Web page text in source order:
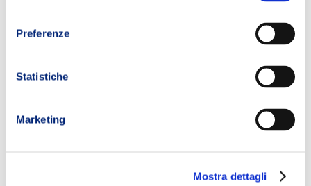
Preferenze
Statistiche
Marketing
Mostra dettagli